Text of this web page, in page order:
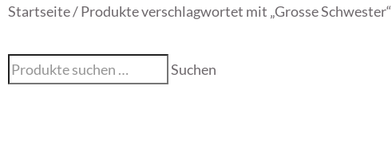
Startseite/ Produkte verschlagwortet mit „Grosse Schwester“
Suchen